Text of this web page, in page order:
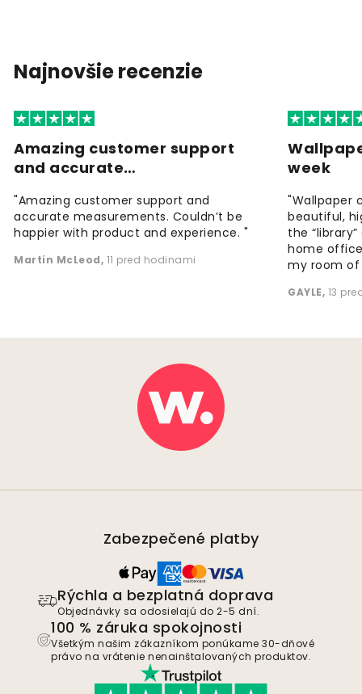
Najnovšie recenzie
Amazing customer support
and accurate…
"Amazing customer support and
accurate measurements. Couldn’t be
happier with product and experience. "
Martin McLeod, 11 pred hodinami
week
"Wallpaper
beautiful,
the
home
my room of
GAYLE, 13
Zabezpečené platby
Rýchla a bezplatná doprava
Objednávky sa odosielajú do 2-5 dní.
100 % záruka spokojnosti
Všetkým našim zákazníkom ponúkame 30-dňové
právo na vrátenie nenainštalovaných produktov.